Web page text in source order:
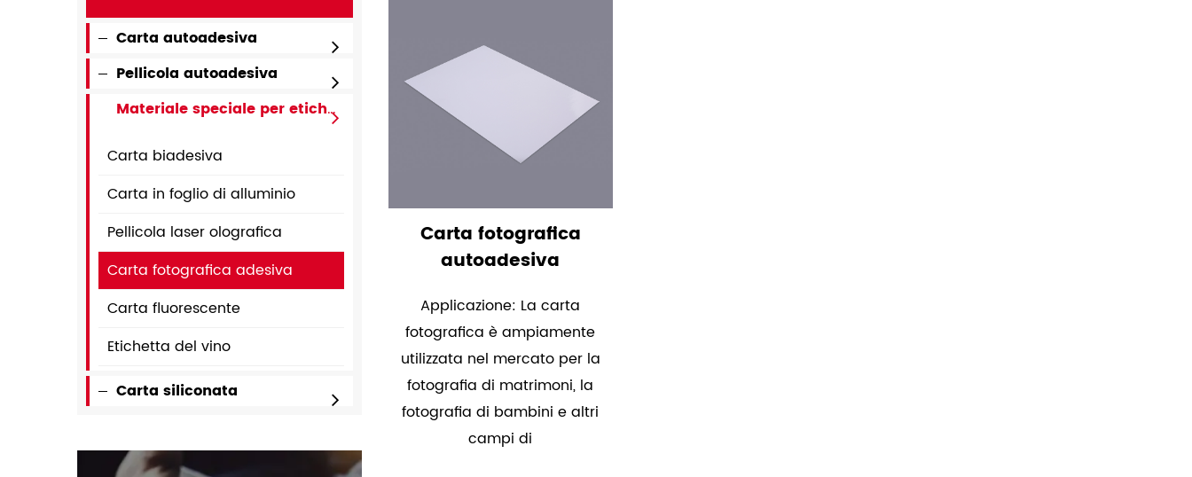
Carta autoadesiva
Pellicola autoadesiva
Materiale speciale per etichette
Carta biadesiva
Carta in foglio di alluminio
Pellicola laser olografica
Carta fotografica adesiva
Carta fluorescente
Etichetta del vino
Carta siliconata
Carta fotografica
autoadesiva
Applicazione: La carta
fotografica è ampiamente
utilizzata nel mercato per la
fotografia di matrimoni, la
fotografia di bambini e altri
campi di